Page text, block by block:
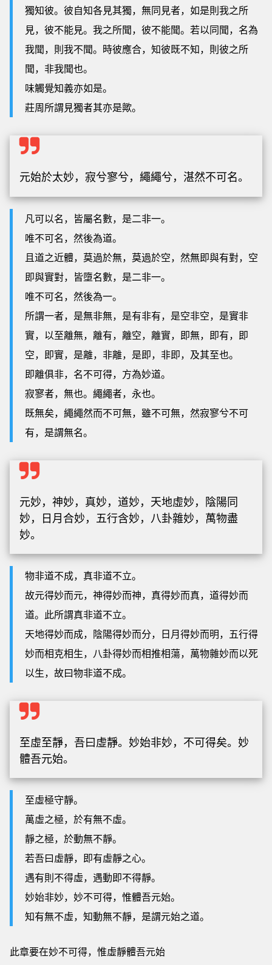
獨知彼。彼自知各見其獨，無同見者，如是則我之所
見，彼不能見。我之所聞，彼不能聞。若以同聞，名為
我聞，則我不聞。時彼應合，知彼既不知，則彼之所
聞，非我聞也。
味觸覺知義亦如是。
莊周所謂見獨者其亦是歟。
元始於太妙，寂兮寥兮，繩繩兮，湛然不可名。
凡可以名，皆屬名數，是二非一。
唯不可名，然後為道。
且道之近體，莫過於無，莫過於空，然無即與有對，空
即與實對，皆墮名數，是二非一。
唯不可名，然後為一。
所謂一者，是無非無，是有非有，是空非空，是實非
實，以至離無，離有，離空，離實，即無，即有，即
空，即實，是離，非離，是即，非即，及其至也。
即離俱非，名不可得，方為妙道。
寂寥者，無也。繩繩者，永也。
既無矣，繩繩然而不可無，雖不可無，然寂寥兮不可
有，是謂無名。
元妙，神妙，真妙，道妙，天地虛妙，陰陽同
妙，日月合妙，五行含妙，八卦雜妙，萬物盡
妙。
物非道不成，真非道不立。
故元得妙而元，神得妙而神，真得妙而真，道得妙而
道。此所謂真非道不立。
天地得妙而成，陰陽得妙而分，日月得妙而明，五行得
妙而相克相生，八卦得妙而相推相蕩，萬物雜妙而以死
以生，故曰物非道不成。
至虛至靜，吾曰虛靜。妙始非妙，不可得矣。妙
體吾元始。
至虛極守靜。
萬虛之極，於有無不虛。
靜之極，於動無不靜。
若吾曰虛靜，即有虛靜之心。
遇有則不得虛，遇動即不得靜。
妙始非妙，妙不可得，惟體吾元始。
知有無不虛，知動無不靜，是謂元始之道。
此章要在妙不可得，惟虛靜體吾元始